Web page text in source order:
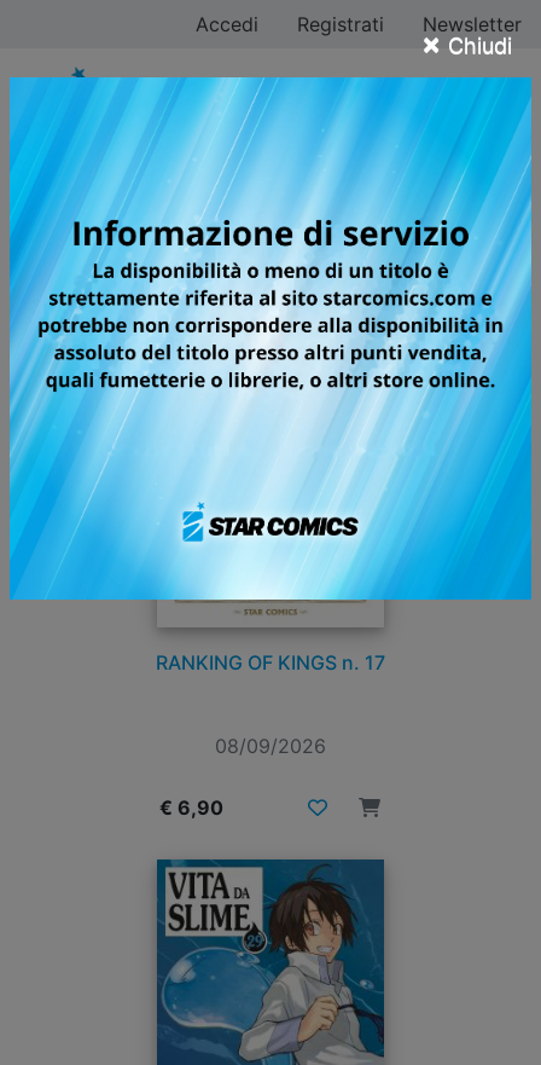
× Chiudi
Accedi Registrati Newsletter
Tutti i fumetti per la
testata WONDER
RANKING OF KINGS n. 17
08/09/2026
€ 6,90